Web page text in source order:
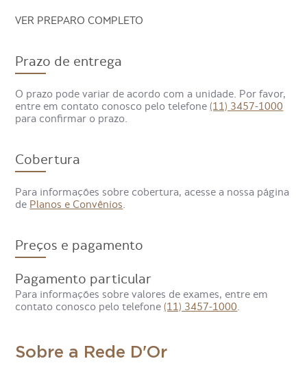
Ressonância Magnética Arterial
Com a Angioressonância Magnética é possível diagnosticar
dificulta a passagem de sangue.
Também é possível detectar oclusões, quando há
entupimento completo, bem como aneurismas, anomalias
grande porte.
VER PREPARO COMPLETO
Prazo de entrega
O prazo pode variar de acordo com a unidade. Por favor,
entre em contato conosco pelo telefone(11) 3457-1000
para confirmar o prazo.
Cobertura
Para informações sobre cobertura, acesse a nossa página
de Planos e Convênios
Preços e pagamento
Pagamento particular
Para informações sobre valores de exames, entre em
contato conosco pelo telefone(11) 3457-1000
Sobre a Rede D'Or